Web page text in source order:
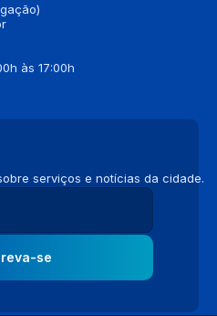
às 17:00h
serviços e notícias da cidade.
se